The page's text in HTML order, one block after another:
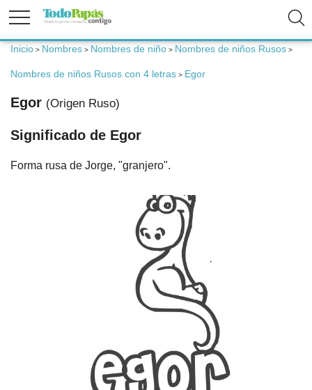
Fertilidad
Bebé
Niños
Inicio > Nombres > Nombres de niño > Nombres de niños Rusos >
Nombres de niños Rusos con 4 letras > Egor
Egor (Origen Ruso)
Significado de Egor
Forma rusa de Jorge, "granjero".